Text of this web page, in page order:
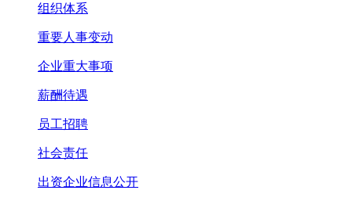
组织体系
重要人事变动
企业重大事项
薪酬待遇
员工招聘
社会责任
出资企业信息公开